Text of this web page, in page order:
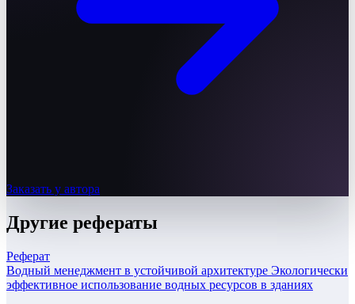
Заказать у автора
Другие рефераты
Реферат
Водный менеджмент в устойчивой архитектуре Экологически
эффективное использование водных ресурсов в зданиях